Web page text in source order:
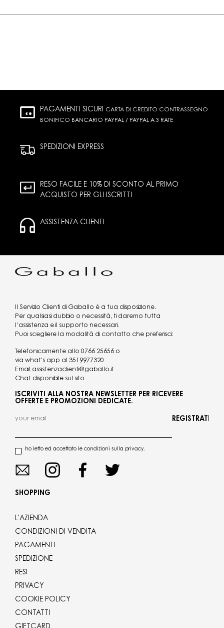
PAGAMENTI SICURI CARTA DI CREDITO CONTRASSEGNO
BONIFICO BANCARIO PAYPAL / PAYPAL A 3 RATE
SPEDIZIONI EXPRESS
RESO FACILE E 10% DI SCONTO AL PRIMO
ACQUISTO PER GLI ISCRITTI
ASSISTENZA CLIENTI
Il Servizio Clienti di Gaballo è a tua disposizione.
Per qualsiasi dubbio o necessità, ti daremo tutta
l’assistenza e il supporto necessari.
Puoi scegliere la modalità di contatto che preferisci:
Telefonicamente allo 0766 25656 o
via what's app al 3519977320
Email assistenzaclienti@gaballo.it
Chat disponibile sul sito
ISCRIVITI ALLA NOSTRA NEWSLETTER PER RICEVERE
OFFERTE E PROMOZIONI DEDICATE.
ho letto ed accettato le condizioni sulla privacy.
REGISTRATI
SHOPPING
L'AZIENDA
CONDIZIONI DI VENDITA
PAGAMENTI
SPEDIZIONE
RESI
PRIVACY
COOKIE POLICY
CONTATTI